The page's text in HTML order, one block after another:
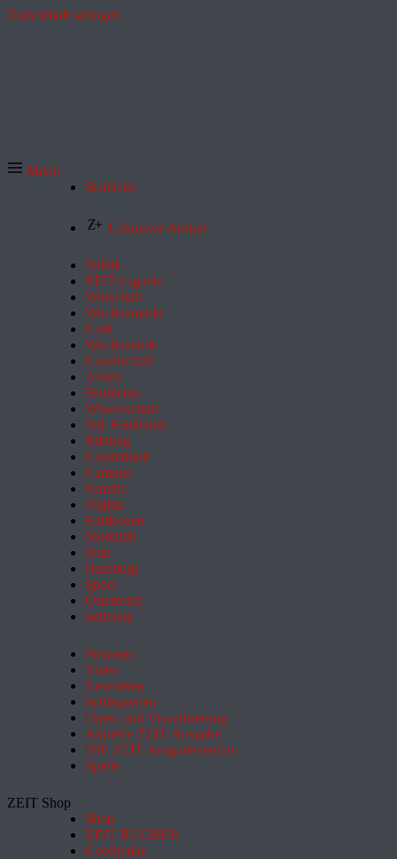
Zum Inhalt springen
Menü
Startseite
Exklusive Artikel
Politik
ZEITmagazin
Wirtschaft
Wochenmarkt
Geld
Wochenende
Gesellschaft
Arbeit
Feuilleton
Wissenschaft
Pol. Feuilleton
Bildung
Gesundheit
Campus
Familie
Digital
Entdecken
Mobilität
Sinn
Hamburg
Sport
Österreich
Schweiz
Podcasts
Video
Newsletter
Schlagzeilen
Daten und Visualisierung
Aktuelle ZEIT-Ausgabe
DIE ZEIT Ausgabenarchiv
Spiele
ZEIT Shop
Shop
ZEIT BÜCHER
Geschenke